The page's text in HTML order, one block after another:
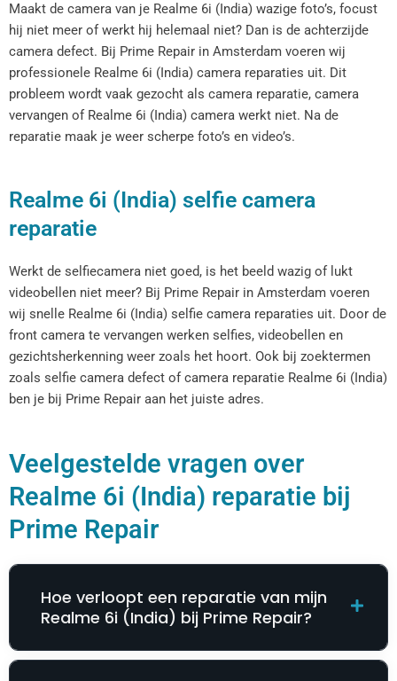
Maakt de camera van je Realme 6i (India) wazige foto’s, focust
hij niet meer of werkt hij helemaal niet? Dan is de achterzijde
camera defect. Bij Prime Repair in Amsterdam voeren wij
professionele Realme 6i (India) camera reparaties uit. Dit
probleem wordt vaak gezocht als camera reparatie, camera
vervangen of Realme 6i (India) camera werkt niet. Na de
reparatie maak je weer scherpe foto’s en video’s.
Realme 6i (India) selfie camera
reparatie
Werkt de selfiecamera niet goed, is het beeld wazig of lukt
videobellen niet meer? Bij Prime Repair in Amsterdam voeren
wij snelle Realme 6i (India) selfie camera reparaties uit. Door de
front camera te vervangen werken selfies, videobellen en
gezichtsherkenning weer zoals het hoort. Ook bij zoektermen
zoals selfie camera defect of camera reparatie Realme 6i (India)
ben je bij Prime Repair aan het juiste adres.
Veelgestelde vragen over
Realme 6i (India) reparatie bij
Prime Repair
Hoe verloopt een reparatie van mijn
Realme 6i (India) bij Prime Repair?